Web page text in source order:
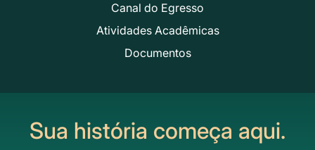
Canal do Egresso
Atividades Acadêmicas
Documentos
Sua história começa aqui.